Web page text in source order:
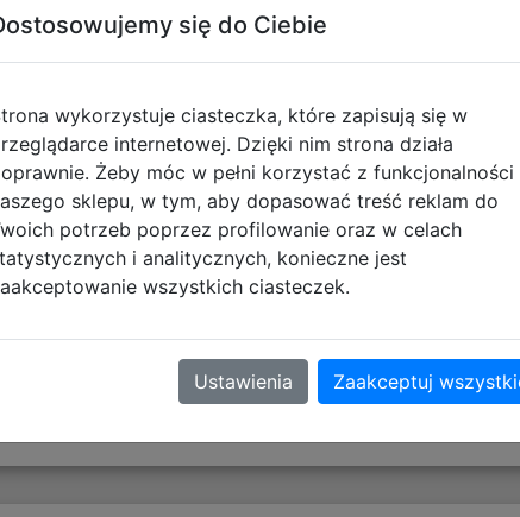
na laptop. Wyposażone w system Ergo Back plecy
pomogą zadbać o bezpieczeństwo.
na przybory, telefon, zawieszka na klucze
się do Ciebie
wykorzystuje ciasteczka, które zapisują się w
internetowej. Dzięki nim strona działa
Żeby móc w pełni korzystać z funkcjonalności
sklepu, w tym, aby dopasować treść reklam do
potrzeb poprzez profilowanie oraz w celach
i analitycznych, konieczne jest
wszystkich ciasteczek.
Ustawienia Zaakceptuj